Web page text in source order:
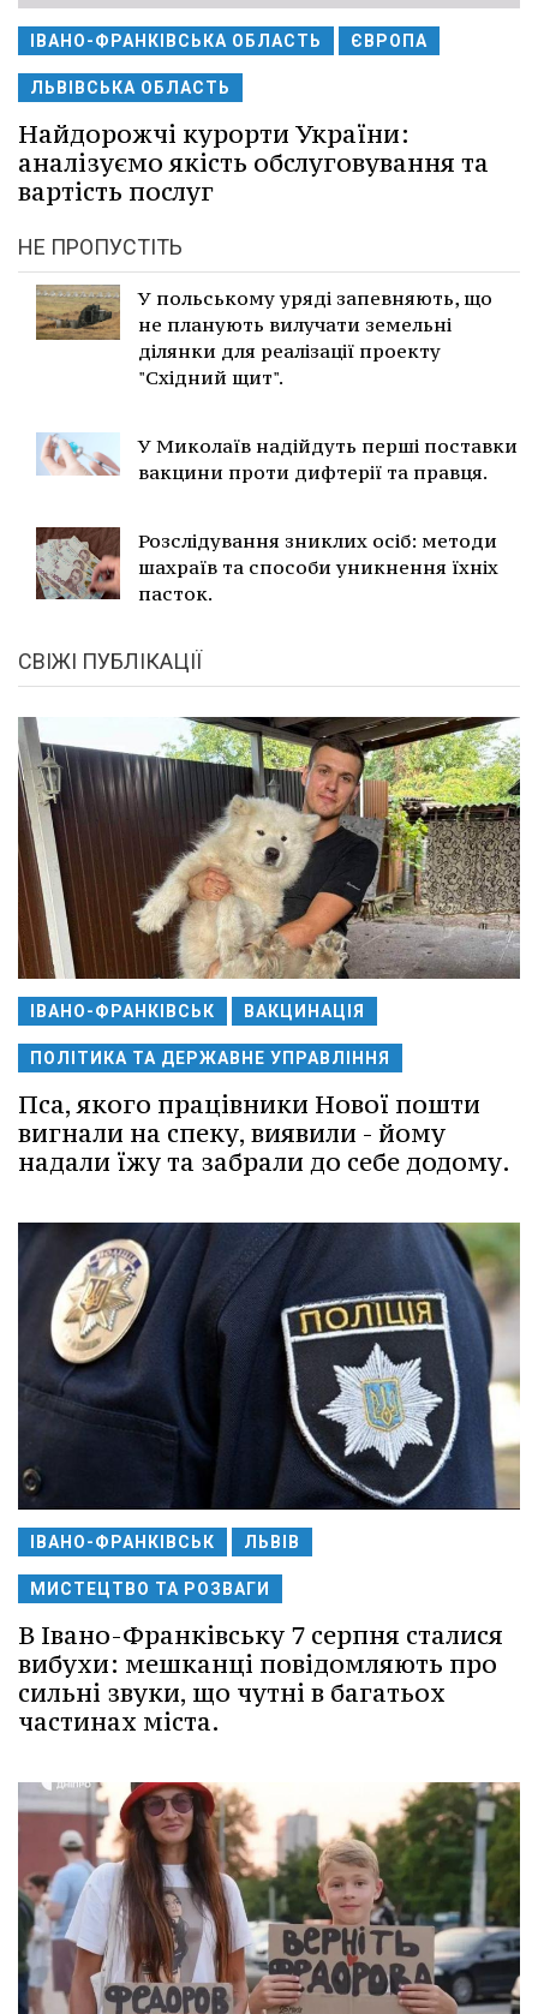
ІВАНО-ФРАНКІВСЬКА ОБЛАСТЬ ЄВРОПА
ЛЬВІВСЬКА ОБЛАСТЬ
Найдорожчі курорти України:
аналізуємо якість обслуговування та
вартість послуг
НЕ ПРОПУСТІТЬ
У польському уряді запевняють, що
не планують вилучати земельні
ділянки для реалізації проекту
"Східний щит".
У Миколаїв надійдуть перші поставки
вакцини проти дифтерії та правця.
Розслідування зниклих осіб: методи
шахраїв та способи уникнення їхніх
пасток.
СВІЖІ ПУБЛІКАЦІЇ
ІВАНО-ФРАНКІВСЬК ВАКЦИНАЦІЯ
ПОЛІТИКА ТА ДЕРЖАВНЕ УПРАВЛІННЯ
Пса, якого працівники Нової пошти
вигнали на спеку, виявили - йому
надали їжу та забрали до себе додому.
ІВАНО-ФРАНКІВСЬК ЛЬВІВ
МИСТЕЦТВО ТА РОЗВАГИ
В Івано-Франківську 7 серпня сталися
вибухи: мешканці повідомляють про
сильні звуки, що чутні в багатьох
частинах міста.